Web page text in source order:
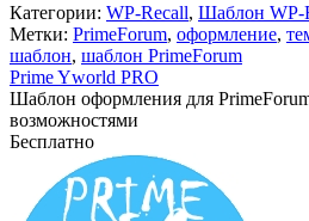
Категории: WP-Recall, Шаблон WP-
Метки: PrimeForum, оформление,
шаблон, шаблон PrimeForum
Prime Yworld PRO
Шаблон оформления для
возможностями
Бесплатно